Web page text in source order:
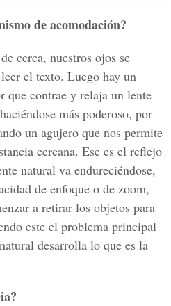
de acomodación?
cerca, nuestros ojos se
el texto. Luego hay un
que contrae y relaja un lente
más poderoso, por
un agujero que nos permite
cercana. Ese es el reflejo
natural va endureciéndose,
de enfoque o de zoom,
a retirar los objetos para
este el problema principal
desarrolla lo que es la